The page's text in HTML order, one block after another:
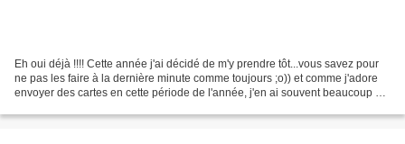
Eh oui déjà !!!! Cette année j'ai décidé de m'y prendre tôt...vous savez pour
ne pas les faire à la dernière minute comme toujours ;o)) et comme j'adore
envoyer des cartes en cette période de l'année, j'en ai souvent beaucoup à